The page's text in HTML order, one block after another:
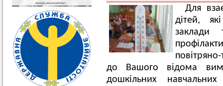
Для
дітей,
до Вашого відома
дошкільних